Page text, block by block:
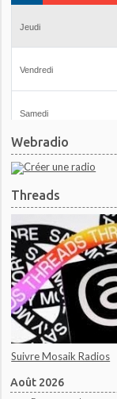
Webradio
Threads
Suivre Mosaik Radios
Août 2026